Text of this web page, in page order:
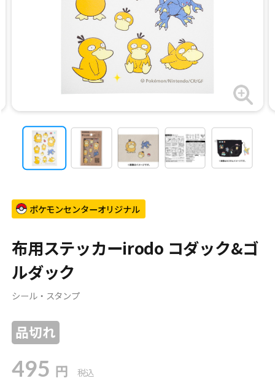
ポケモンセンターオリジナル
布用ステッカーirodo コダック&ゴ
ルダック
シール・スタンプ
品切れ
495 円 税込